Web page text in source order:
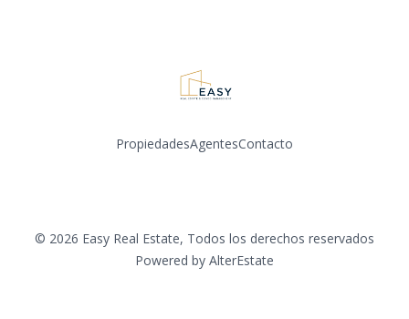
PropiedadesAgentesContacto
© 2026 Easy Real Estate, Todos los derechos reservados
Powered by AlterEstate